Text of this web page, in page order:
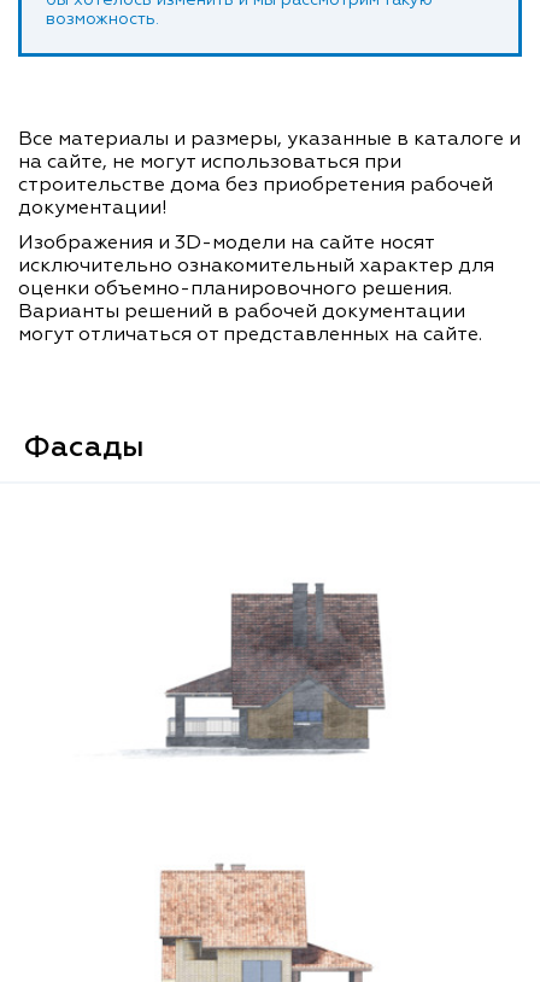
возможность.
Все материалы и размеры, указанные в каталоге и
на сайте, не могут использоваться при
строительстве дома без приобретения рабочей
документации!
Изображения и 3D-модели на сайте носят
исключительно ознакомительный характер для
оценки объемно-планировочного решения.
Варианты решений в рабочей документации
могут отличаться от представленных на сайте.
Фасады